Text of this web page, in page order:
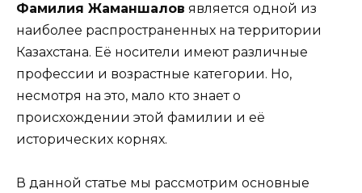
Фамилия Жаманшалов является одной из
наиболее распространенных на территории
Казахстана. Её носители имеют различные
профессии и возрастные категории. Но,
несмотря на это, мало кто знает о
происхождении этой фамилии и её
исторических корнях.
В данной статье мы рассмотрим основные